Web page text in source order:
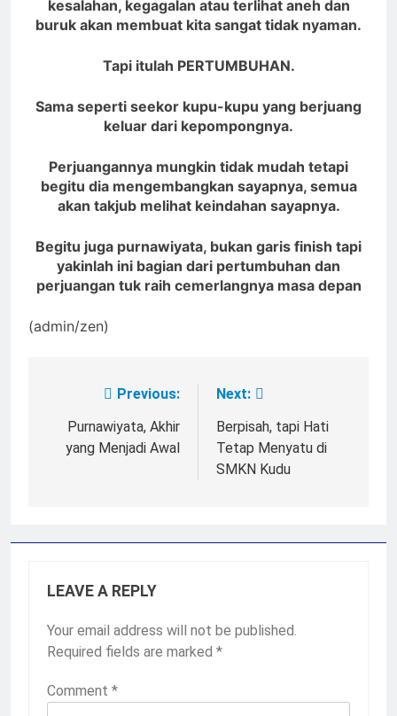
kesalahan, kegagalan atau terlihat aneh dan
buruk akan membuat kita sangat tidak nyaman.
Tapi itulah PERTUMBUHAN.
Sama seperti seekor kupu-kupu yang berjuang
keluar dari kepompongnya.
Perjuangannya mungkin tidak mudah tetapi
begitu dia mengembangkan sayapnya, semua
akan takjub melihat keindahan sayapnya.
Begitu juga purnawiyata, bukan garis finish tapi
yakinlah ini bagian dari pertumbuhan dan
perjuangan tuk raih cemerlangnya masa depan
(admin/zen)
navigation
Previous:
Purnawiyata, Akhir
yang Menjadi Awal
Next:
Berpisah, tapi Hati
Tetap Menyatu di
SMKN Kudu
LEAVE A REPLY
Your email address will not be published.
Required fields are marked *
Comment *